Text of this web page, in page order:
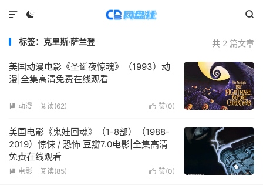
 

共 2 篇文章
标签：克里斯·萨兰登
美国动漫电影《圣诞夜惊魂》（1993）动
漫|全集高清免费在线观看
 赞(0)
 动漫 阅读(62)
美国电影《鬼娃回魂》（1-8部）（1988-
2019）惊悚 / 恐怖 豆瓣7.0电影|全集高清
免费在线观看
 赞(0)
 电影 阅读(85)